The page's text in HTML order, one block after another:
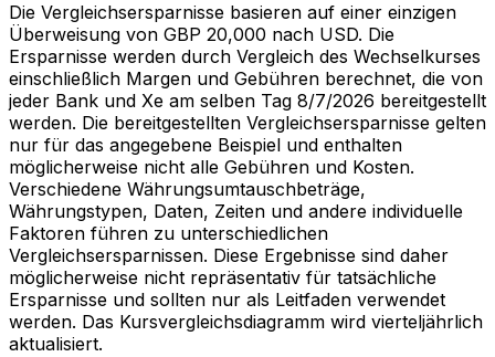
Die Vergleichsersparnisse basieren auf einer einzigen
Überweisung von GBP 20,000 nach USD. Die
Ersparnisse werden durch Vergleich des Wechselkurses
einschließlich Margen und Gebühren berechnet, die von
jeder Bank und Xe am selben Tag 8/7/2026 bereitgestellt
werden. Die bereitgestellten Vergleichsersparnisse gelten
nur für das angegebene Beispiel und enthalten
möglicherweise nicht alle Gebühren und Kosten.
Verschiedene Währungsumtauschbeträge,
Währungstypen, Daten, Zeiten und andere individuelle
Faktoren führen zu unterschiedlichen
Vergleichsersparnissen. Diese Ergebnisse sind daher
möglicherweise nicht repräsentativ für tatsächliche
Ersparnisse und sollten nur als Leitfaden verwendet
werden. Das Kursvergleichsdiagramm wird vierteljährlich
aktualisiert.